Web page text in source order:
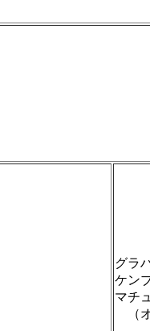
グラ
ケン
マチ
（オ